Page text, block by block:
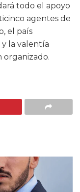
todo el apoyo
agentes de
el país
y la valentía
organizado.